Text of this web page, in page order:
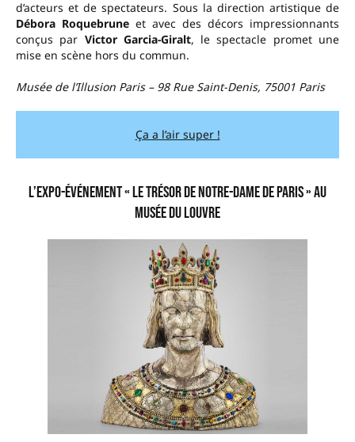
d’acteurs et de spectateurs. Sous la direction artistique de
Débora Roquebrune et avec des décors impressionnants
conçus par Victor Garcia-Giralt, le spectacle promet une
mise en scène hors du commun.
Musée de l’Illusion Paris – 98 Rue Saint-Denis, 75001 Paris
Ça a l’air super !
L’expo-événement « Le Trésor de Notre-Dame de Paris » au
Musée du Louvre